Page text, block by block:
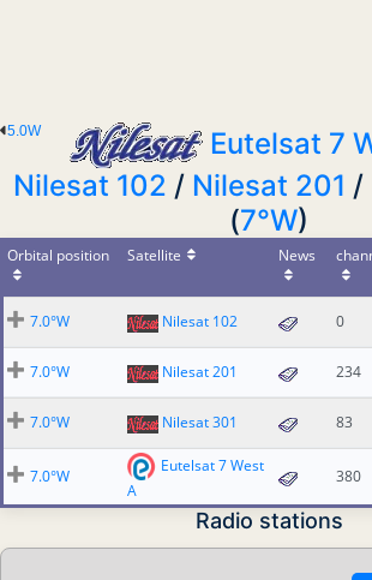
5.0W Eutelsat 7
Nilesat 102 / Nilesat 201 /
(7°W)
Orbital position Satellite News
7.0°W Nilesat 102 0
7.0°W
Nilesat 201 234
7.0°W
Nilesat 301 83
7.0°W
Eutelsat 7 West
A
380
Radio stations